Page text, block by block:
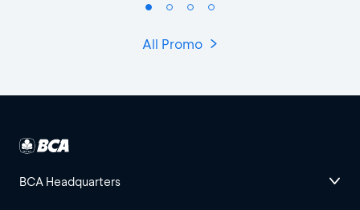
All Promo
BCA Headquarters